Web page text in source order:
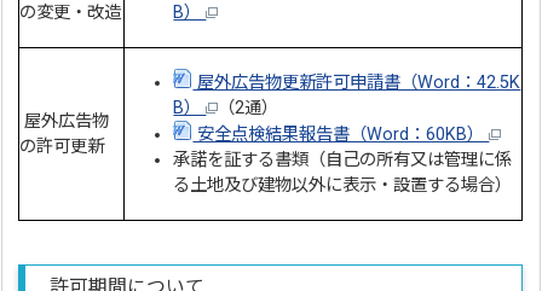
の変更・改造
B）
屋外広告物
の許可更新
屋外広告物更新許可申請書（Word：42.5K
B）
（2通）
安全点検結果報告書（Word：60KB）
承諾を証する書類（自己の所有又は管理に係
る土地及び建物以外に表示・設置する場合）
許可期間について